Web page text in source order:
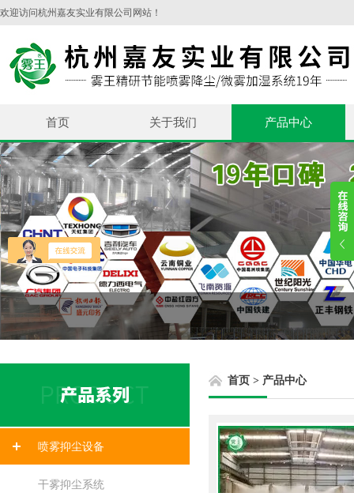
欢迎访问杭州嘉友实业有限公司网站！
首页 关于我们 产品中心
喷雾抑尘设备
干雾抑尘系统
首页 > 产品中心